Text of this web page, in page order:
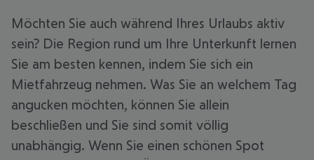
Möchten Sie auch während Ihres Urlaubs aktiv
sein? Die Region rund um Ihre Unterkunft lernen
Sie am besten kennen, indem Sie sich ein
Mietfahrzeug nehmen. Was Sie an welchem Tag
angucken möchten, können Sie allein
beschließen und Sie sind somit völlig
unabhängig. Wenn Sie einen schönen Spot